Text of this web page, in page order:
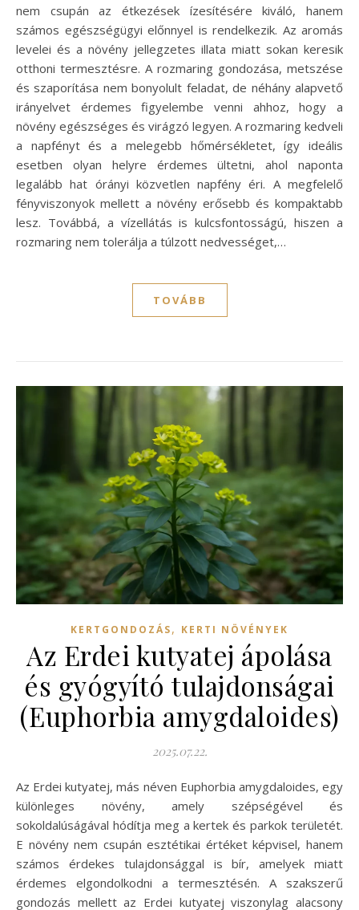
nem csupán az étkezések ízesítésére kiváló, hanem
számos egészségügyi előnnyel is rendelkezik. Az aromás
levelei és a növény jellegzetes illata miatt sokan keresik
otthoni termesztésre. A rozmaring gondozása, metszése
és szaporítása nem bonyolult feladat, de néhány alapvető
irányelvet érdemes figyelembe venni ahhoz, hogy a
növény egészséges és virágzó legyen. A rozmaring kedveli
a napfényt és a melegebb hőmérsékletet, így ideális
esetben olyan helyre érdemes ültetni, ahol naponta
legalább hat órányi közvetlen napfény éri. A megfelelő
fényviszonyok mellett a növény erősebb és kompaktabb
lesz. Továbbá, a vízellátás is kulcsfontosságú, hiszen a
rozmaring nem tolerálja a túlzott nedvességet,…
TOVÁBB
KERTGONDOZÁS, KERTI NÖVÉNYEK
Az Erdei kutyatej ápolása
és gyógyító tulajdonságai
(Euphorbia amygdaloides)
2025.07.22.
Az Erdei kutyatej, más néven Euphorbia amygdaloides, egy
különleges növény, amely szépségével és
sokoldalúságával hódítja meg a kertek és parkok területét.
E növény nem csupán esztétikai értéket képvisel, hanem
számos érdekes tulajdonsággal is bír, amelyek miatt
érdemes elgondolkodni a termesztésén. A szakszerű
gondozás mellett az Erdei kutyatej viszonylag alacsony